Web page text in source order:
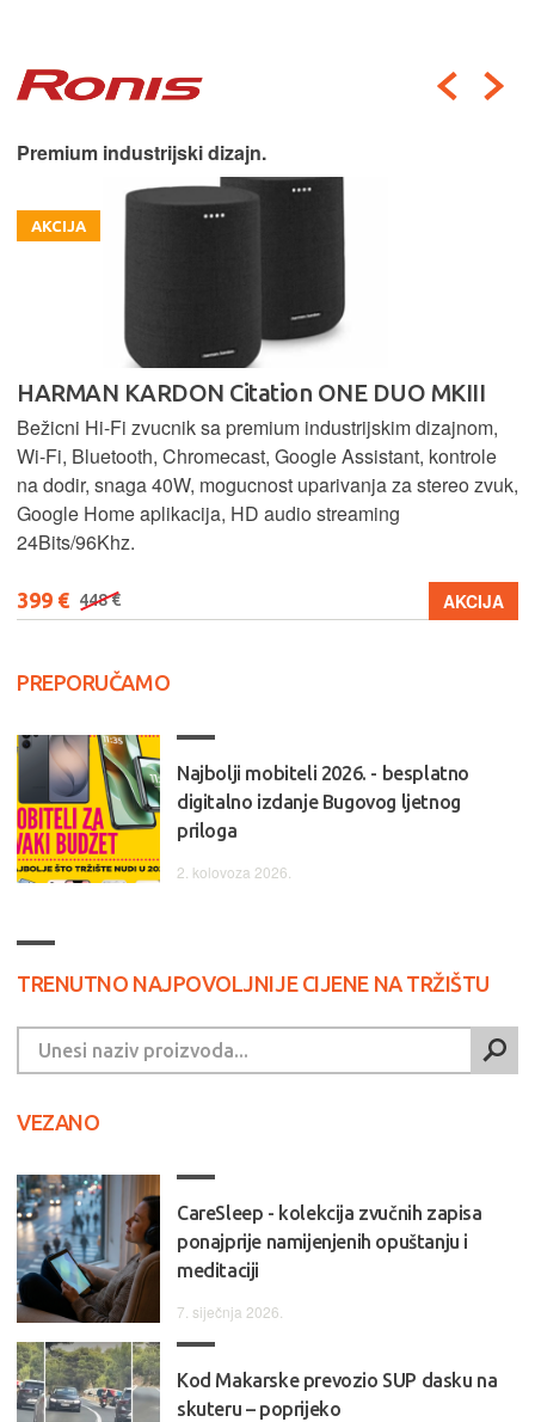
Premium industrijski dizajn.
AKCIJA
HARMAN KARDON Citation ONE DUO MKIII
Bežicni Hi-Fi zvucnik sa premium industrijskim dizajnom,
Wi-Fi, Bluetooth, Chromecast, Google Assistant, kontrole
na dodir, snaga 40W, mogucnost uparivanja za stereo zvuk,
Google Home aplikacija, HD audio streaming
24Bits/96Khz.
399 € 448 € AKCIJA
PREPORUČAMO
Najbolji mobiteli 2026. - besplatno
digitalno izdanje Bugovog ljetnog
priloga
2. kolovoza 2026.
TRENUTNO NAJPOVOLJNIJE CIJENE NA TRŽIŠTU
VEZANO
CareSleep - kolekcija zvučnih zapisa
ponajprije namijenjenih opuštanju i
meditaciji
7. siječnja 2026.
Kod Makarske prevozio SUP dasku na
skuteru – poprijeko